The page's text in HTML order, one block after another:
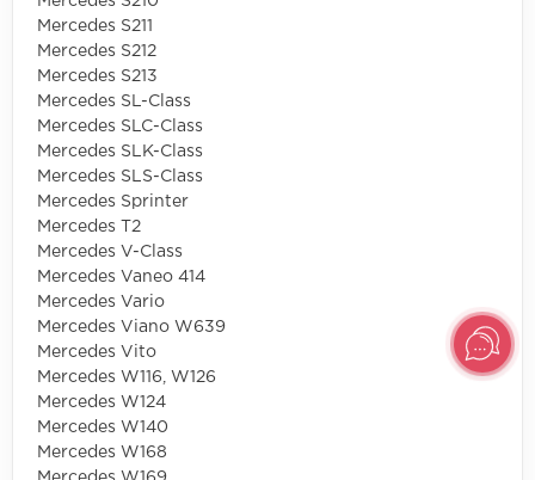
Mercedes S211
Mercedes S212
Mercedes S213
Mercedes SL-Class
Mercedes SLC-Class
Mercedes SLK-Class
Mercedes SLS-Class
Mercedes Sprinter
Mercedes T2
Mercedes V-Class
Mercedes Vaneo 414
Mercedes Vario
Mercedes Viano W639
Mercedes Vito
Mercedes W116, W126
Mercedes W124
Mercedes W140
Mercedes W168